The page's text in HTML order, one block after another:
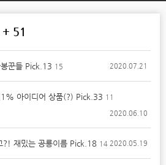
+ 51
꾼들 Pick.13 15 2020.07.21
아이디어 상품(?) Pick.33 11
2020.06.10
?! 재밌는 공룡이름 Pick.18 14 2020.05.19